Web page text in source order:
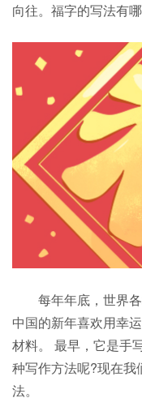
向往。福字的写法有
每年年底，世界各
中国的新年喜欢用幸
材料。 最早，它是手
种写作方法呢?现在
法。